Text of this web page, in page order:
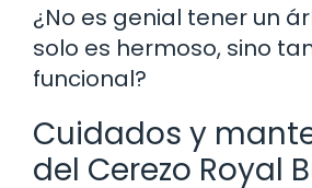
¿No es genial tener un
solo es hermoso, sino
funcional?
Cuidados y
del Cerezo Royal